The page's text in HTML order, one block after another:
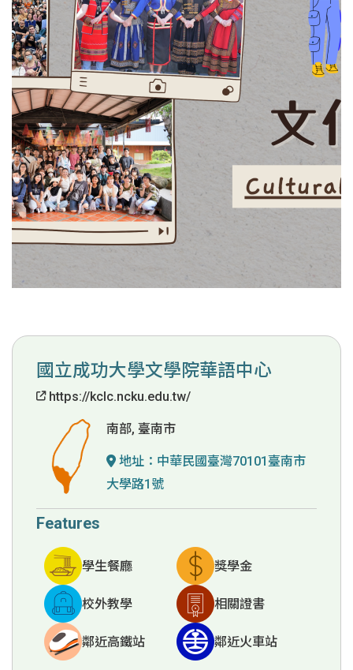
國立成功大學文學院華語中心
https://kclc.ncku.edu.tw/
南部, 臺南市
地址： 中華民國臺灣70101臺南市
大學路1號
Features
學生餐廳 獎學金
校外教學 相關證書
鄰近高鐵站 鄰近火車站